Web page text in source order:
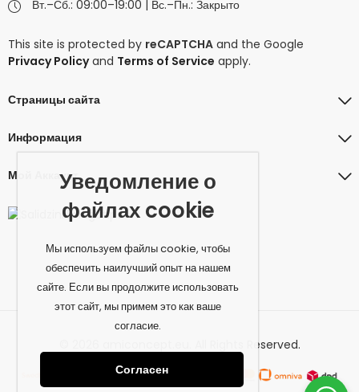
Вт.–Сб.: 09:00–19:00 | Вс.–Пн.: Закрыто
This site is protected by reCAPTCHA and the Google
Privacy Policyand Terms of Service apply.
Страницы сайта
Информация
Мой Аккаунт
© 2026 amiconcept.eu. All Rights Reserved.
Уведомление о
файлах cookie
Мы используем файлы cookie, чтобы
обеспечить наилучший опыт на нашем
сайте. Если вы продолжите использовать
этот сайт, мы примем это как ваше
согласие.
Согласен